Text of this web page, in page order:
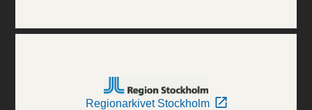
Regionarkivet Stockholm